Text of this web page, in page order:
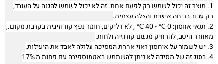
1. מוצר זה יכול לשמש רק לפעם אחת. זה לא יכול לשמש להגנה על העובד,
רק עבור בריחה אישית והצלה עצמית.
2. תנאי אחסון: 0 ℃ - 40 ℃ , לא דליקים, חומר נפץ קורוזיבית בקרבת מקום.,
מאוורר היטב, להרחיק מגשם קורוזיה ולחות.
3. יש לשמור על איחסון ראוי אחרת המסיכה עלולה לאבד את היעילות.
4.
בסוג זה של מסיכה לא ניתן להשתמש באטמוספירה עם פחות מ 17%